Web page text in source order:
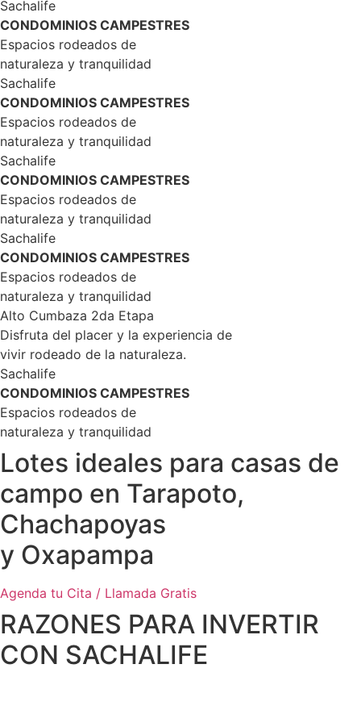
Sachalife
CONDOMINIOS CAMPESTRES
Espacios rodeados de
naturaleza y tranquilidad
Sachalife
CONDOMINIOS CAMPESTRES
Espacios rodeados de
naturaleza y tranquilidad
Sachalife
CONDOMINIOS CAMPESTRES
Espacios rodeados de
naturaleza y tranquilidad
Sachalife
CONDOMINIOS CAMPESTRES
Espacios rodeados de
naturaleza y tranquilidad
Alto Cumbaza 2da Etapa
Disfruta del placer y la experiencia de
vivir rodeado de la naturaleza.
Sachalife
CONDOMINIOS CAMPESTRES
Espacios rodeados de
naturaleza y tranquilidad
Lotes ideales para casas de
campo en Tarapoto,
Chachapoyas
y Oxapampa
Agenda tu Cita / Llamada Gratis
RAZONES PARA INVERTIR
CON SACHALIFE